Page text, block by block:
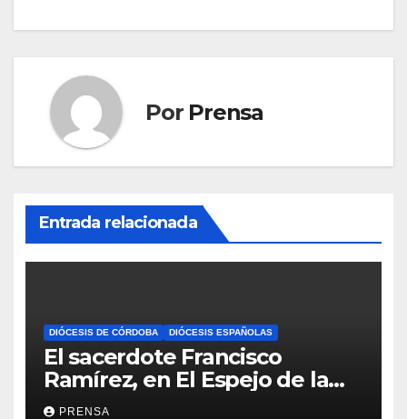
Por Prensa
Entrada relacionada
DIÓCESIS DE CÓRDOBA DIÓCESIS ESPAÑOLAS
El sacerdote Francisco
Ramírez, en El Espejo de la
Iglesia
PRENSA